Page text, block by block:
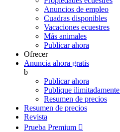
Anuncios de empleo
Cuadras disponibles
Vacaciones ecuestres
Más animales
Publicar ahora
Ofrecer
Anuncia ahora gratis
b
Publicar ahora
Publique ilimitadamente
Resumen de precios
Resumen de precios
Revista
Prueba Premium 